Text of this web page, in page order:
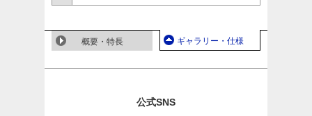
概要・特長 ギャラリー・仕様
公式SNS